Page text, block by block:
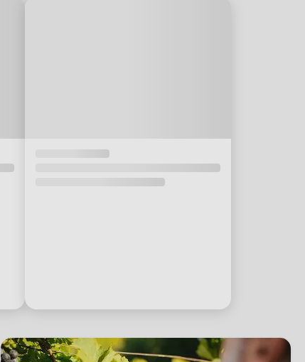
Bio Betriebe. Dieses Bild wurde mithilfe von KI verändert.